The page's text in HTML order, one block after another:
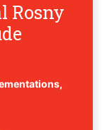
Rosny